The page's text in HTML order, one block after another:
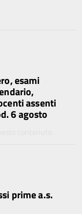
esami
assenti
6 agosto
prime a.s.